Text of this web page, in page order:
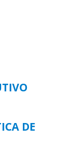
DE